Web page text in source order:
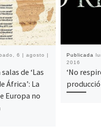
6 | agosto |
de ‘Las
África’: La
Europa no
Publicada
2016
‘No